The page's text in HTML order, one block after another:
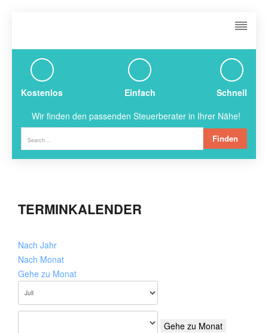
Kostenlos Einfach
Schnell
Wir finden den passenden Steuerberater in Ihrer Nähe!
Finden
TERMINKALENDER
Nach Jahr
Nach Monat
Gehe zu Monat
Gehe zu Monat